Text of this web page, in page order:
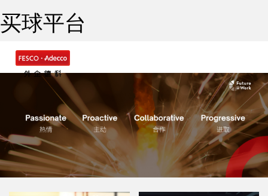
买球平台